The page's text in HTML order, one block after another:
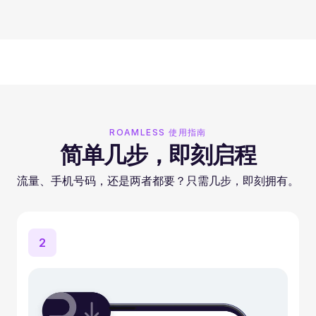
ROAMLESS 使用指南
简单几步，即刻启程
流量、手机号码，还是两者都要？只需几步，即刻拥有。
2